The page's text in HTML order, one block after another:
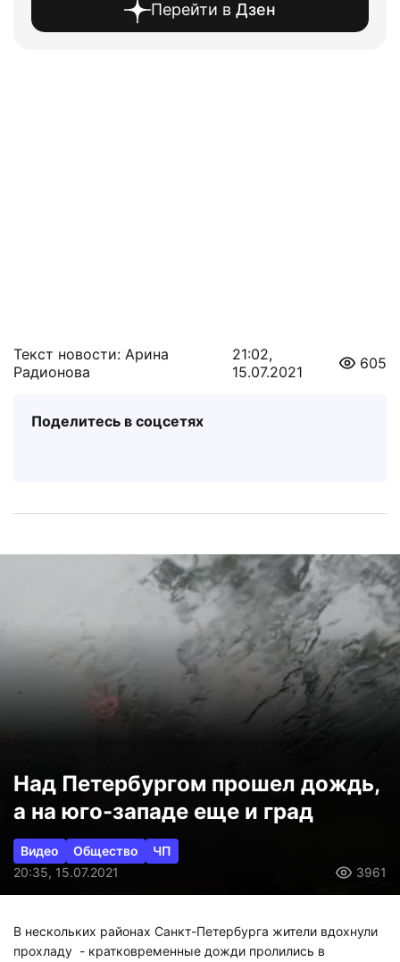
Перейти в Дзен
Текст новости: Арина
Радионова
21:02,
15.07.2021
605
Поделитесь в соцсетях
Над Петербургом прошел дождь,
а на юго-западе еще и град
Видео Общество
ЧП
20:35, 15.07.2021
3961
В нескольких районах Санкт-Петербурга жители вдохнули
прохладу - кратковременные дожди пролились в